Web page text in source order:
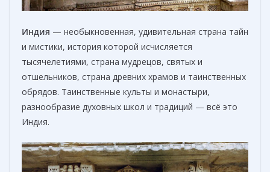
Индия — необыкновенная, удивительная страна тайн
и мистики, история которой исчисляется
тысячелетиями, страна мудрецов, святых и
отшельников, страна древних храмов и таинственных
обрядов. Таинственные культы и монастыри,
разнообразие духовных школ и традиций — всё это
Индия.